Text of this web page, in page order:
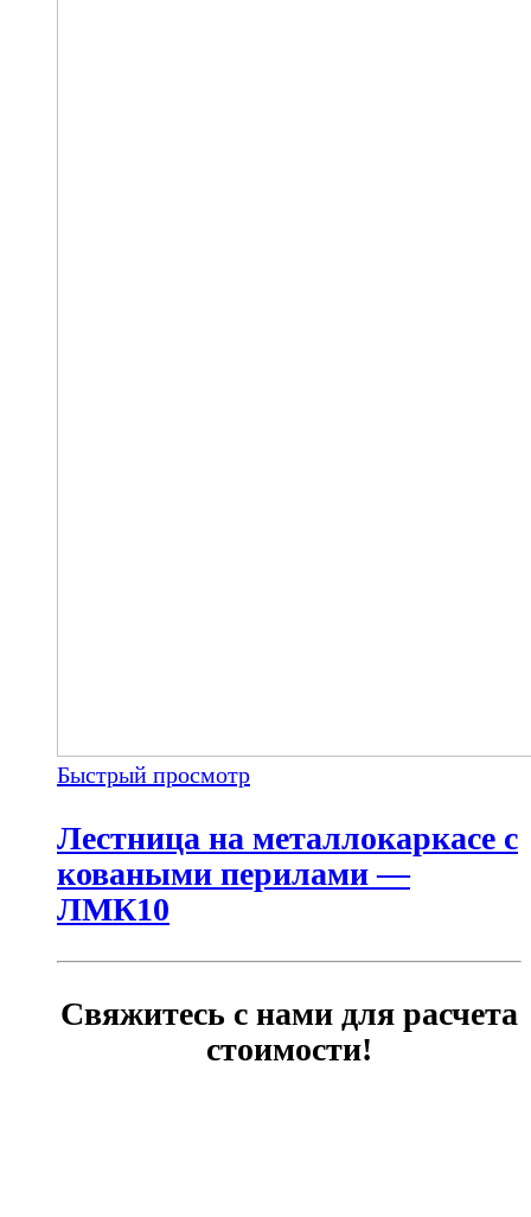
Быстрый просмотр
Лестница на металлокаркасе с
коваными перилами —
ЛМК10
Свяжитесь с нами для расчета
стоимости!